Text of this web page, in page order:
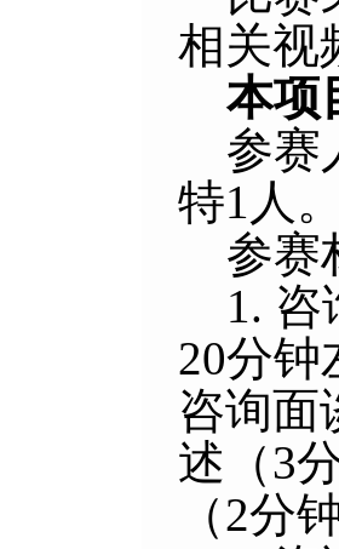
相关视
本项
参赛
特1人
参赛
1.
20分钟
咨询面
述（3
（2分